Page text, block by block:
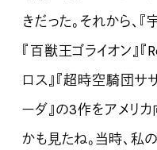
きだった。それから、『
『百獣王ゴライオン』
ロス』『超時空騎団サ
ーダ』の3作をアメリ
かも見たね。当時、私